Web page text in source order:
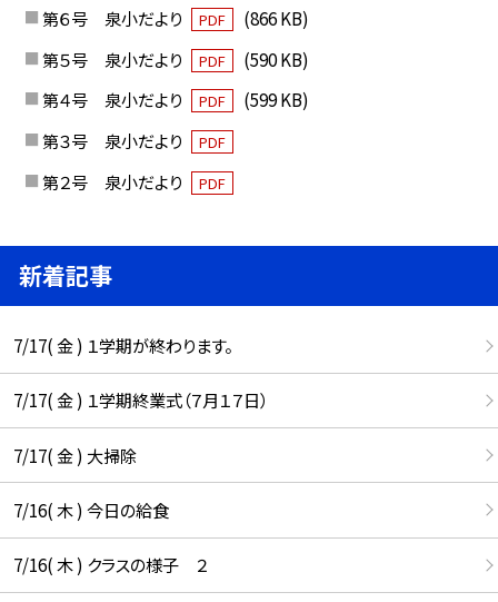
第６号 泉小だより PDF
(866 KB)
第５号 泉小だより
PDF
(590 KB)
第４号 泉小だより
PDF
(599 KB)
第３号 泉小だより
PDF
第２号 泉小だより PDF
新着記事
7/17( 金 ) １学期が終わります。
7/17( 金 ) １学期終業式（７月１７日）
7/17( 金 ) 大掃除
7/16( 木 ) 今日の給食
7/16( 木 ) クラスの様子 ２